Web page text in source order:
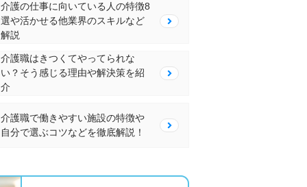
介護の仕事に向いている人の特徴8
選や活かせる他業界のスキルなど
解説
介護職はきつくてやってられな
い？そう感じる理由や解決策を紹
介
介護職で働きやすい施設の特徴や
自分で選ぶコツなどを徹底解説！